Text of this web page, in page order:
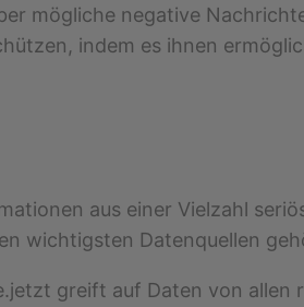
mögliche negative
indem es ihnen
aus einer Vielzahl
wichtigsten Datenquellen
greift auf Daten von allen